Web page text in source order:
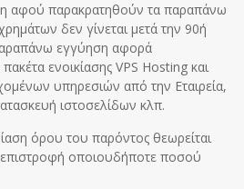
αφού παρακρατηθούν τα παραπάνω
δεν γίνεται μετά την 90ή
εγγύηση αφορά
ενοικίασης VPS Hosting και
υπηρεσιών από την Εταιρεία,
ιστοσελίδων κλπ.
όρου του παρόντος θεωρείται
οποιουδήποτε ποσού